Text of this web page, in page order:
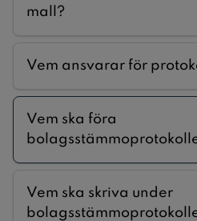
mall?
Vem ansvarar för
Vem ska föra
Vem ska skriva under